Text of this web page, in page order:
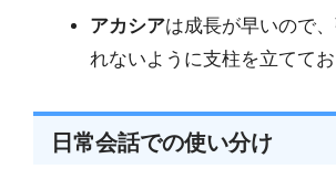
アカシアは成長が早いので
れないように支柱を立ててお
日常会話での使い分け